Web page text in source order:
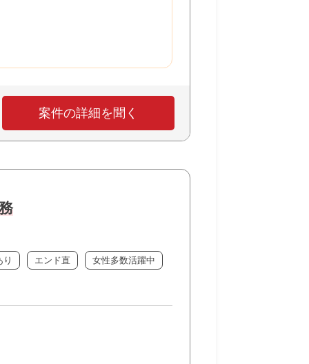
案件の詳細を聞く
り エンド直 女性多数活躍中